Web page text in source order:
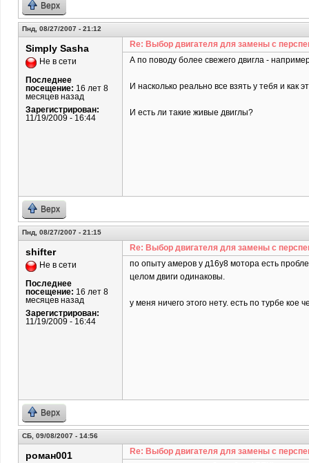
Верх
Пнд, 08/27/2007 - 21:12
Simply Sasha
Не в сети
Последнее
посещение: 16 лет 8
месяцев назад
Зарегистрирован:
11/19/2009 - 16:44
Re: Выбор двигателя для замены с
А по поводу более свежего двигла -
И насколько реально все взять у тебя и как
И есть ли такие живые двиглы?
Верх
Пнд, 08/27/2007 - 21:15
shifter
Не в сети
Последнее
посещение: 16 лет 8
месяцев назад
Зарегистрирован:
11/19/2009 - 16:44
Re: Выбор двигателя для замены с
по опыту амеров у д16у8 мотора есть
целом двиги одинаковы.
у меня ничего этого нету. есть по турбе кое
Верх
СБ, 09/08/2007 - 14:56
роман001
Re: Выбор двигателя для замены с